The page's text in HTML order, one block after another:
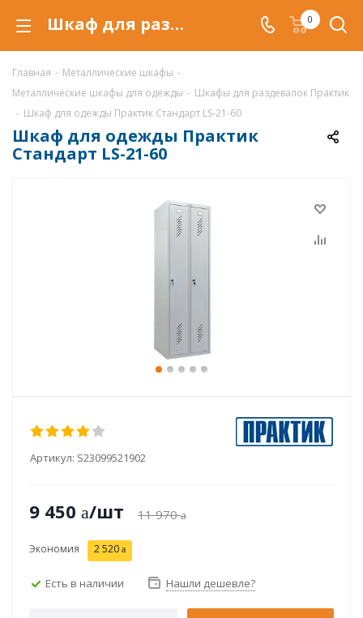
Шкаф для раздевалок Практик LS-21-60 в Самаре, гардеробные шкафы LS-21-60 0
Главная - Металлические шкафы -
Металлические шкафы для одежды - Шкафы для раздевалок Практик
- Шкаф для одежды Практик Стандарт LS-21-60
Шкаф для одежды Практик
Стандарт LS-21-60
Артикул: S23099521902
9 450 /шт 11 970
Экономия 2 520
Есть в наличии Нашли дешевле?